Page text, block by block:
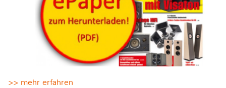
>> mehr erfahren